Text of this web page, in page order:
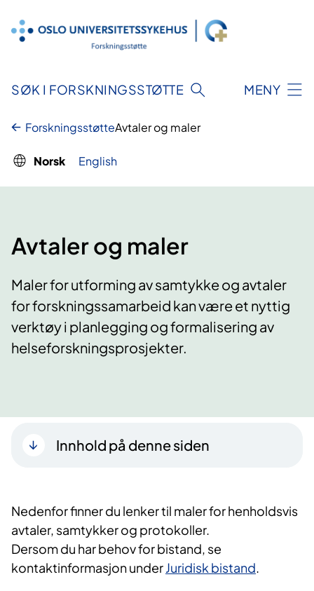
innhold
SØK I FORSKNINGSSTØTTE MENY
ForskningsstøtteAvtaler og maler
Norsk English
Avtaler og maler
Maler for utforming av samtykke og avtaler
for forskningssamarbeid kan være et nyttig
verktøy i planlegging og formalisering av
helse­forsknings­prosjekter.
Innhold på denne siden
Nedenfor finner du lenker til maler for henholdsvis
avtaler, samtykker og protokoller.
Dersom du har behov for bistand, se
kontaktinformasjon underJuridisk bistand.